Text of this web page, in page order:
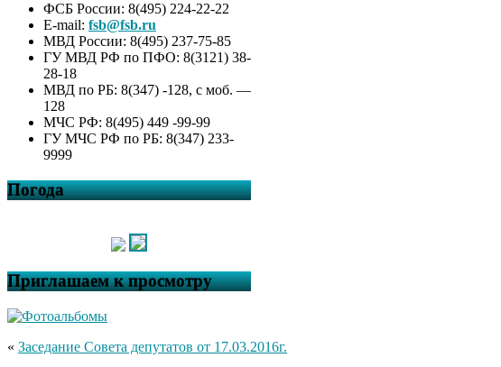
ФСБ России: 8(495) 224-22-22
E-mail: fsb@fsb.ru
МВД России: 8(495) 237-75-85
ГУ МВД РФ по ПФО: 8(3121) 38-
28-18
МВД по РБ: 8(347) -128, с моб. —
128
МЧС РФ: 8(495) 449 -99-99
ГУ МЧС РФ по РБ: 8(347) 233-
9999
Погода
Приглашаем к просмотру
« Заседание Совета депутатов от 17.03.2016г.